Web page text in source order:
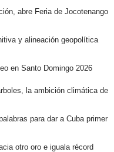
abre Feria de Jocotenango
y alineación geopolítica
en Santo Domingo 2026
la ambición climática de
para dar a Cuba primer
otro oro e iguala récord